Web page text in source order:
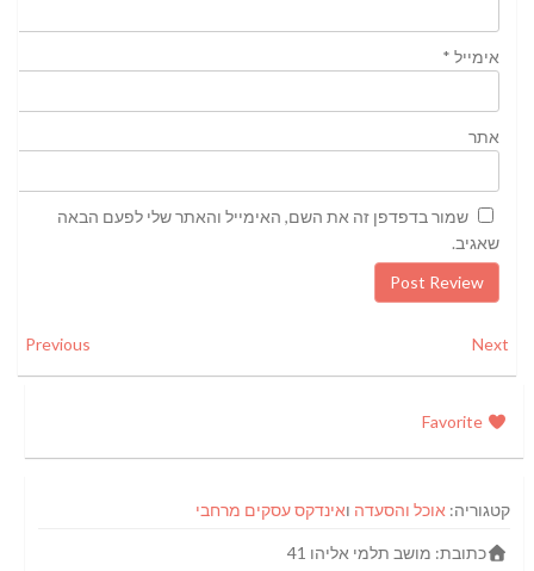
אימייל *
אתר
שמור בדפדפן זה את השם, האימייל והאתר שלי לפעם הבאה
שאגיב.
Previous Next
Favorite
קטגוריה: אוכל והסעדה ואינדקס עסקים מרחבי
כתובת: מושב תלמי אליהו 41